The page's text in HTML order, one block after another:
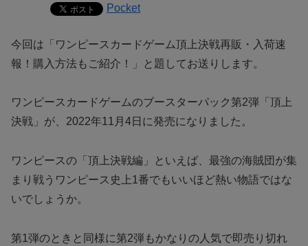
Pocket
今回は「 ワンピースカードゲーム頂上決戦再販・入荷速
報！購入方法もご紹介！
」と題してお送りします。
ワンピースカードゲームのブースターパック第2弾「頂上
決戦」が、2022年11月4日に発売になりました。
ワンピースの「頂上決戦編」といえば、最強の海賊団が集
まり戦うワンピース史上1番でもいいほど熱い物語ではな
いでしょうか。
第1弾のときと同様に第2弾もかなりの人気で即売り切れ